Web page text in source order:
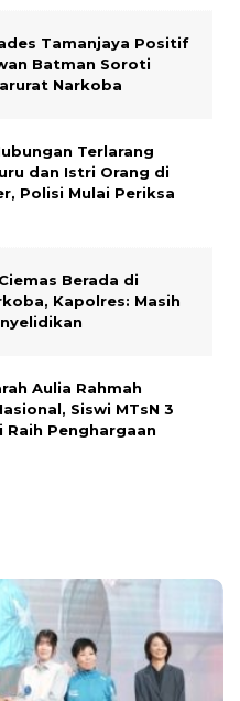
Tamanjaya Positif
Batman Soroti
Narkoba
Terlarang
dan Istri Orang di
Polisi Mulai Periksa
Berada di
Kapolres: Masih
Aulia Rahmah
Siswi MTsN 3
Raih Penghargaan